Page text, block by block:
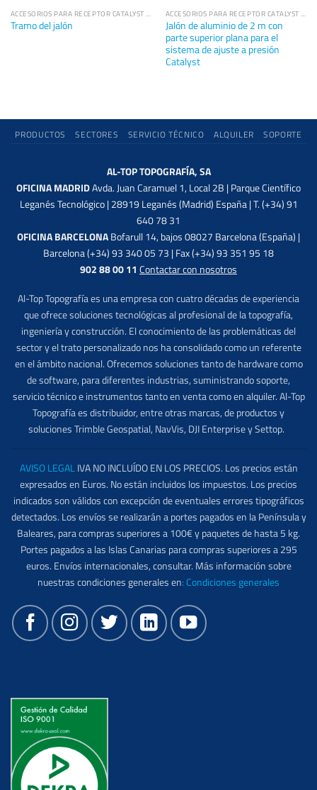
ACCESORIOS PARA RECEPTOR CATALYST DA2
Tramo del jalón
ACCESORIOS PARA RECEPTOR CATALYST DA2
Jalón de aluminio de 2 m con
parte superior plana para el
sistema de ajuste a presión
Catalyst
PRODUCTOS SECTORES SERVICIO TÉCNICO ALQUILER SOPORTE
AL-TOP TOPOGRAFÍA, SA
OFICINA MADRIDAvda. Juan Caramuel 1, Local 2B | Parque Científico
Leganés Tecnológico | 28919 Leganés (Madrid) España | T. (+34) 91
640 78 31
OFICINA BARCELONABofarull 14, bajos 08027 Barcelona (España) |
Barcelona (+34) 93 340 05 73 | Fax (+34) 93 351 95 18
902 88 00 11 Contactar con nosotros
Al-Top Topografía es una empresa con cuatro décadas de experiencia
que ofrece soluciones tecnológicas al profesional de la topografía,
ingeniería y construcción. El conocimiento de las problemáticas del
sector y el trato personalizado nos ha consolidado como un referente
en el ámbito nacional. Ofrecemos soluciones tanto de hardware como
de software, para diferentes industrias, suministrando soporte,
servicio técnico e instrumentos tanto en venta como en alquiler. Al-Top
Topografía es distribuidor, entre otras marcas, de productos y
soluciones Trimble Geospatial, NavVis, DJI Enterprise y Settop.
AVISO LEGALIVA NO INCLUÍDO EN LOS PRECIOS. Los precios están
expresados en Euros. No están incluidos los impuestos. Los precios
indicados son válidos con excepción de eventuales errores tipográficos
detectados. Los envíos se realizarán a portes pagados en la Península y
Baleares, para compras superiores a 100€ y paquetes de hasta 5 kg.
Portes pagados a las Islas Canarias para compras superiores a 295
euros. Envíos internacionales, consultar. Más información sobre
nuestras condiciones generales en: Condiciones generales